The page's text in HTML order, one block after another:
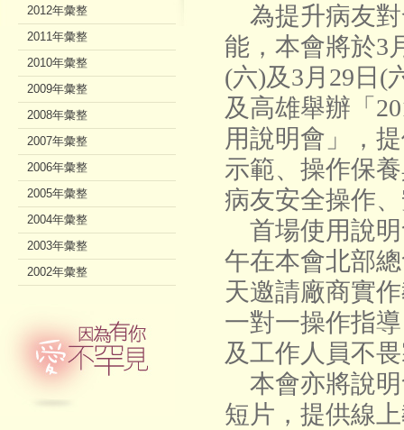
為提升病友
能，本會將於3
(六)及3月29日(
及高雄舉辦「
用說明會」，
示範、操作保
病友安全操作
首場使用說
午在本會北部
天邀請廠商實
一對一操作指
及工作人員不
本會亦將說
短片，提供線
2012年彙整
2011年彙整
2010年彙整
2009年彙整
2008年彙整
2007年彙整
2006年彙整
2005年彙整
2004年彙整
2003年彙整
2002年彙整